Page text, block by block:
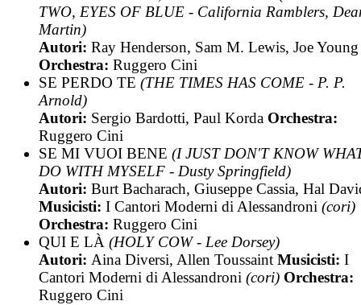
TWO, EYES OF BLUE - California Ramblers,
Martin)
Autori: Ray Henderson, Sam M. Lewis, Joe Young
Orchestra: Ruggero Cini
SE PERDO TE (THE TIMES HAS COME - P. P.
Arnold)
Autori: Sergio Bardotti, Paul Korda Orchestra:
Ruggero Cini
SE MI VUOI BENE (I JUST DON'T KNOW
DO WITH MYSELF - Dusty Springfield)
Autori: Burt Bacharach, Giuseppe Cassia, Hal
Musicisti: I Cantori Moderni di Alessandroni (cori)
Orchestra: Ruggero Cini
QUI E LÀ (HOLY COW - Lee Dorsey)
Autori: Aina Diversi, Allen Toussaint Musicisti: I
Cantori Moderni di Alessandroni (cori) Orchestra:
Ruggero Cini